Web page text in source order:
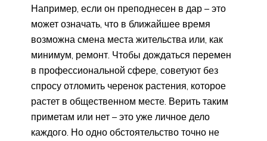
Например, если он преподнесен в дар – это
может означать, что в ближайшее время
возможна смена места жительства или, как
минимум, ремонт. Чтобы дождаться перемен
в профессиональной сфере, советуют без
спросу отломить черенок растения, которое
растет в общественном месте. Верить таким
приметам или нет – это уже личное дело
каждого. Но одно обстоятельство точно не